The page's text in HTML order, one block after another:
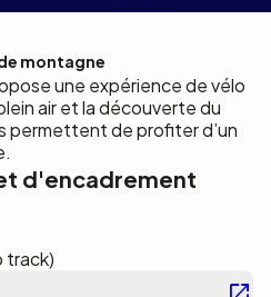
montagne
une expérience de vélo
air et la découverte du
permettent de profiter d’un
d'encadrement
track)